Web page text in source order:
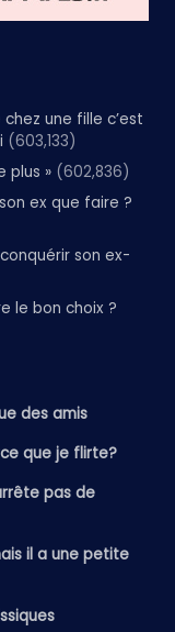
une fille c’est
(603,133)
plus » (602,836)
ex que faire ?
son ex-
le bon choix ?
des amis
que je flirte?
pas de
il a une petite